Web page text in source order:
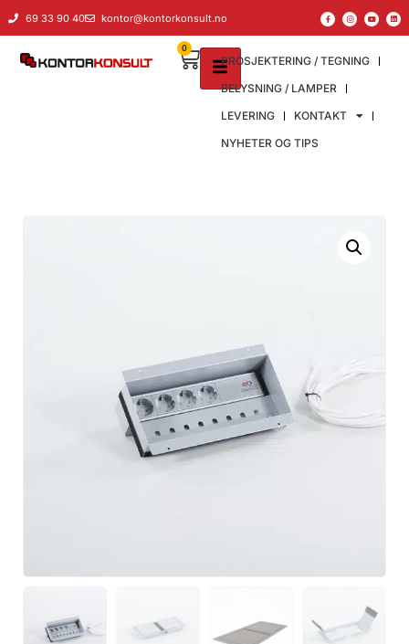
69 33 90 40 kontor@kontorkonsult.no
PROSJEKTERING / TEGNING
BELYSNING / LAMPER
LEVERING
KONTAKT
NYHETER OG TIPS
0